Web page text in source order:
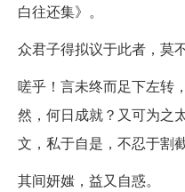
白往还集》。
众君子得拟议于此者，莫
嗟乎！言未终而足下左转
然，何日成就？又可为之
文，私于自是，不忍于割
其间妍媸，益又自惑。